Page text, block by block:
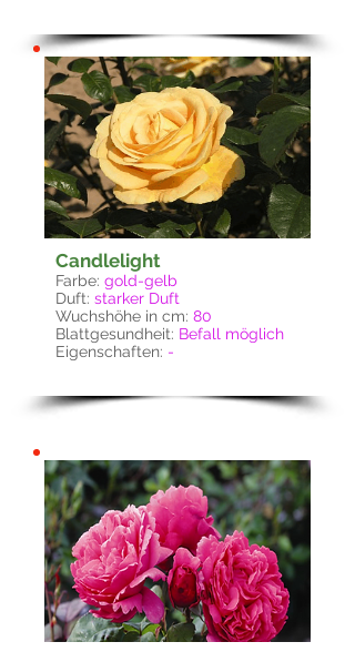
Candlelight
Farbe: gold-gelb
Duft: starker Duft
Wuchshöhe in cm: 80
Blattgesundheit: Befall möglich
Eigenschaften: -